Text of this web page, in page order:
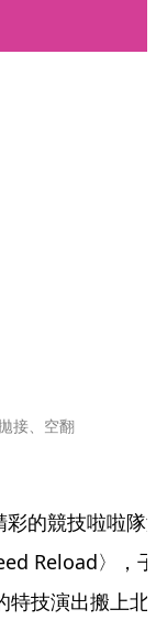
接、空翻
彩的競技啦啦隊
Reload〉，子
特技演出搬上北